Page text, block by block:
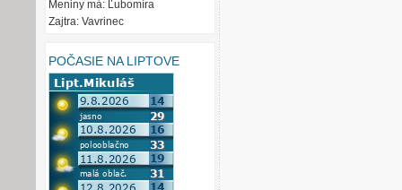
Meniny má: Ľubomíra
Zajtra: Vavrinec
POČASIE NA LIPTOVE